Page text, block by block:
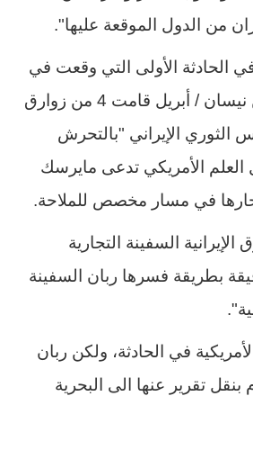
من الدول الموقعة عليها".
الحادثة الأولى التي وقعت في
نيسان /
أبريل قامت 4 من زوارق
الثوري الإيراني "بالتحرش
العلم الأمريكي تدعى مايرسك
في مسار مخصص للملاحة.
السفينة التجارية
15 أو 20 دقيقة بطريقة فسرها ربان السفينة
في الحادثة، ولكن ربان
بنقل تقرير عنها الى البحرية